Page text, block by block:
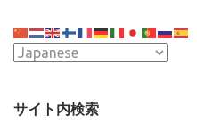
ン
サイト内検索